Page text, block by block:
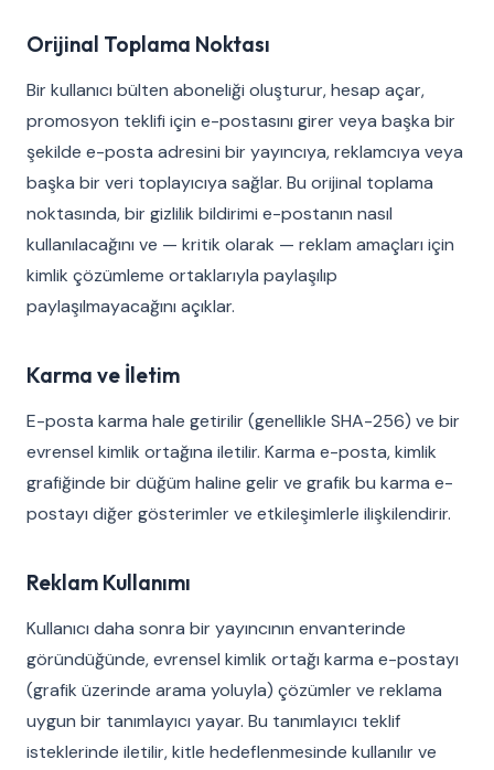
Orijinal Toplama Noktası
Bir kullanıcı bülten aboneliği oluşturur, hesap açar,
promosyon teklifi için e-postasını girer veya başka bir
şekilde e-posta adresini bir yayıncıya, reklamcıya veya
başka bir veri toplayıcıya sağlar. Bu orijinal toplama
noktasında, bir gizlilik bildirimi e-postanın nasıl
kullanılacağını ve — kritik olarak — reklam amaçları için
kimlik çözümleme ortaklarıyla paylaşılıp
paylaşılmayacağını açıklar.
Karma ve İletim
E-posta karma hale getirilir (genellikle SHA-256) ve bir
evrensel kimlik ortağına iletilir. Karma e-posta, kimlik
grafiğinde bir düğüm haline gelir ve grafik bu karma e-
postayı diğer gösterimler ve etkileşimlerle ilişkilendirir.
Reklam Kullanımı
Kullanıcı daha sonra bir yayıncının envanterinde
göründüğünde, evrensel kimlik ortağı karma e-postayı
(grafik üzerinde arama yoluyla) çözümler ve reklama
uygun bir tanımlayıcı yayar. Bu tanımlayıcı teklif
isteklerinde iletilir, kitle hedeflenmesinde kullanılır ve